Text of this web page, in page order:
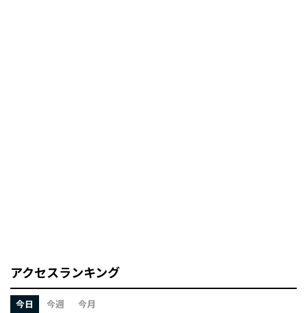
アクセスランキング
今日 今週 今月